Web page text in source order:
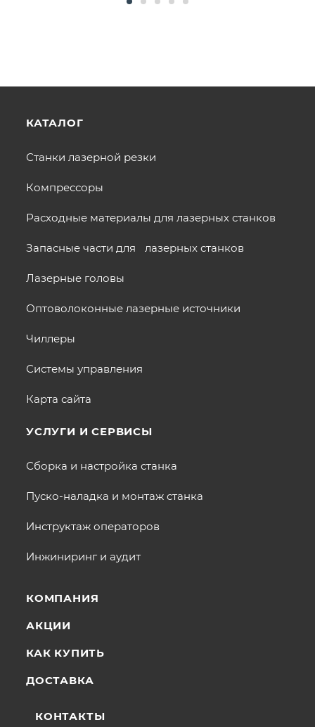
КАТАЛОГ
Станки лазерной резки
Компрессоры
Расходные материалы для лазерных станков
Запасные части для лазерных станков
Лазерные головы
Оптоволоконные лазерные источники
Чиллеры
Системы управления
Карта сайта
УСЛУГИ И СЕРВИСЫ
Сборка и настройка станка
Пуско-наладка и монтаж станка
Инструктаж операторов
Инжиниринг и аудит
КОМПАНИЯ
АКЦИИ
КАК КУПИТЬ
ДОСТАВКА
КОНТАКТЫ